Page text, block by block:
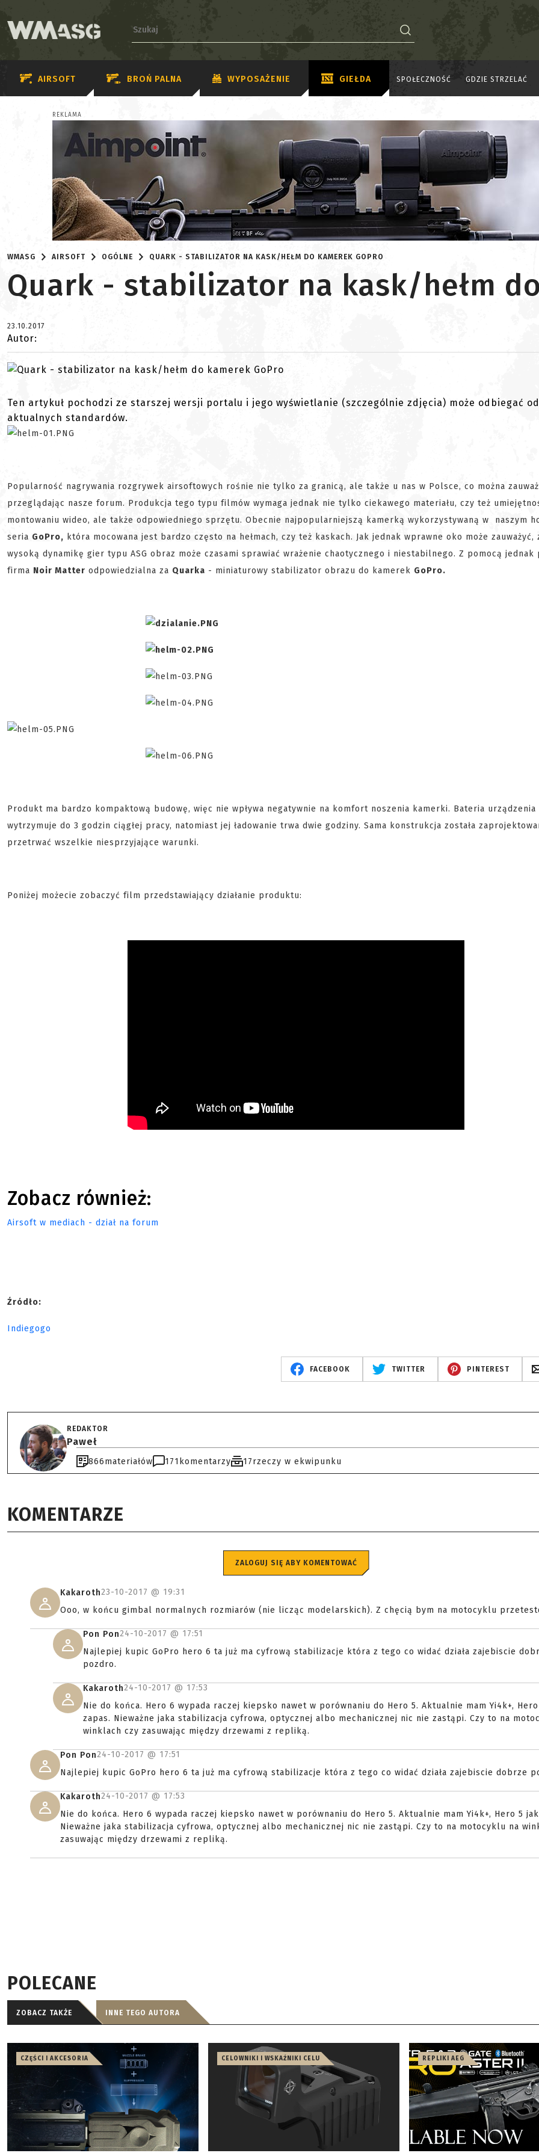
AIRSOFT BROŃ PALNA WYPOSAŻENIE GIEŁDA SPOŁECZNOŚĆ GDZIE STRZELAĆ
REKLAMA
WMASG AIRSOFT OGÓLNE QUARK - STABILIZATOR NA KASK/HEŁM DO KAMEREK GOPRO
Quark - stabilizator na kask/hełm
23.10.2017
Autor:
Ten artykuł pochodzi ze starszej wersji portalu i jego wyświetlanie (szczególnie zdjęcia) może odbiegać od
aktualnych standardów.
Popularność nagrywania rozgrywek airsoftowych rośnie nie tylko za granicą, ale także u nas w Polsce, co można
przeglądając nasze forum. Produkcja tego typu filmów wymaga jednak nie tylko ciekawego materiału, czy też
montowaniu wideo, ale także odpowiedniego sprzętu. Obecnie najpopularniejszą kamerką wykorzystywaną w naszym
seria GoPro, która mocowana jest bardzo często na hełmach, czy też kaskach. Jak jednak wprawne oko może zauważyć,
wysoką dynamikę gier typu ASG obraz może czasami sprawiać wrażenie chaotycznego i niestabilnego. Z pomocą jednak
firma Noir Matter odpowiedzialna za Quarka - miniaturowy stabilizator obrazu do kamerek GoPro.
Produkt ma bardzo kompaktową budowę, więc nie wpływa negatywnie na komfort noszenia kamerki. Bateria urządzenia
wytrzymuje do 3 godzin ciągłej pracy, natomiast jej ładowanie trwa dwie godziny. Sama konstrukcja została
przetrwać wszelkie niesprzyjające warunki.
Poniżej możecie zobaczyć film przedstawiający działanie produktu:
Zobacz również:
Airsoft w mediach - dział na forum
Źródło:
Indiegogo
FACEBOOK TWITTER PINTEREST
REDAKTOR
Paweł
866materiałów 171 komentarzy 17rzeczy w ekwipunku
KOMENTARZE
ZALOGUJ SIĘ ABY KOMENTOWAĆ
Kakaroth23-10-2017 @ 19:31
Ooo, w końcu gimbal normalnych rozmiarów (nie licząc modelarskich). Z chęcią bym na motocyklu
Pon Pon24-10-2017 @ 17:51
Najlepiej kupic GoPro hero 6 ta już ma cyfrową stabilizacje która z tego co widać działa zajebiscie
pozdro.
Kakaroth24-10-2017 @ 17:53
Nie do końca. Hero 6 wypada raczej kiepsko nawet w porównaniu do Hero 5. Aktualnie mam Yi4k+,
zapas. Nieważne jaka stabilizacja cyfrowa, optycznej albo mechanicznej nic nie zastąpi. Czy to na
winklach czy zasuwając między drzewami z repliką.
Pon Pon24-10-2017 @ 17:51
Najlepiej kupic GoPro hero 6 ta już ma cyfrową stabilizacje która z tego co widać działa zajebiscie dobrze
Kakaroth24-10-2017 @ 17:53
Nie do końca. Hero 6 wypada raczej kiepsko nawet w porównaniu do Hero 5. Aktualnie mam Yi4k+, Hero 5
Nieważne jaka stabilizacja cyfrowa, optycznej albo mechanicznej nic nie zastąpi. Czy to na motocyklu na
zasuwając między drzewami z repliką.
POLECANE
ZOBACZ TAKŻE INNE TEGO AUTORA
CZĘŚCI I AKCESORIA CELOWNIKI I WSKAŹNIKI CELU REPLIKI AEG